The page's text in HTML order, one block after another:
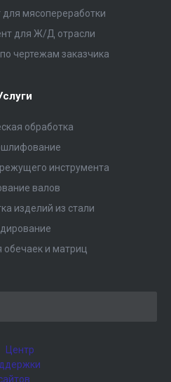
мясопереработки
для Ж/Д отрасли
чертежам заказчика
обработка
инструмента
валов
изделий из стали
обечаек и матриц